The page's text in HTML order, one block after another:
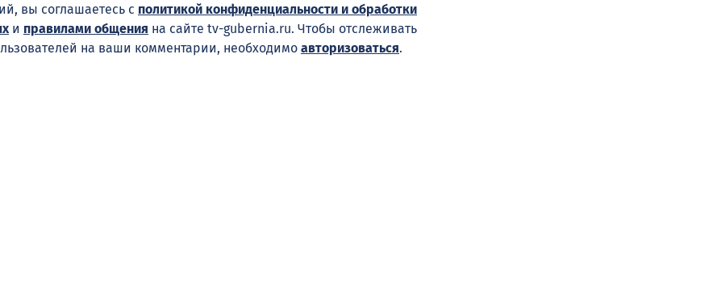
вы соглашаетесь с политикой конфиденциальности и обработки
и правилами общения на сайте tv-gubernia.ru. Чтобы отслеживать
на ваши комментарии, необходимо авторизоваться.